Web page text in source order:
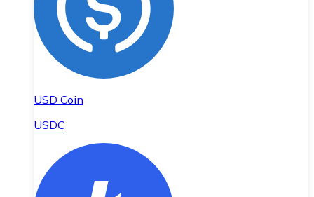
USD Coin
USDC